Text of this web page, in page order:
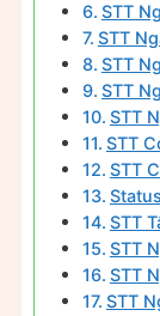
STT
STT
STT
STT
STT
STT
STT
STT
STT
STT
STT